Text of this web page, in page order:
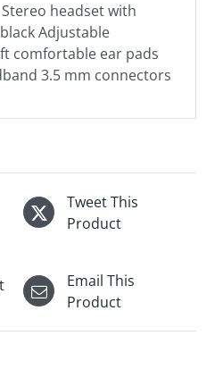
headset with
Adjustable
comfortable ear pads
3.5 mm connectors
Tweet This
Product
Email This
Product